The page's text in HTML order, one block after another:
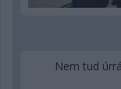
Nem tud